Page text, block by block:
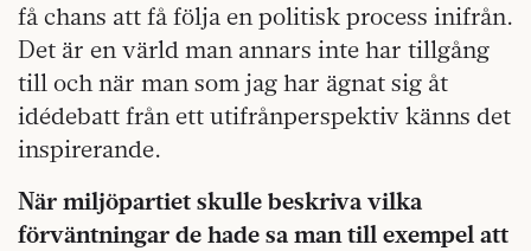
få chans att få följa en politisk process inifrån.
Det är en värld man annars inte har tillgång
till och när man som jag har ägnat sig åt
idédebatt från ett utifrånperspektiv känns det
inspirerande.
När miljöpartiet skulle beskriva vilka
förväntningar de hade sa man till exempel att